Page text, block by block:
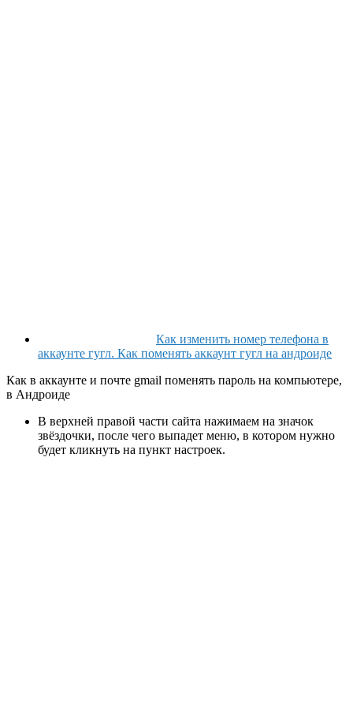
Как изменить номер телефона в
аккаунте гугл. Как поменять аккаунт гугл на андроиде
Как в аккаунте и почте gmail поменять пароль на компьютере,
в Андроиде
В верхней правой части сайта нажимаем на значок
звёздочки, после чего выпадет меню, в котором нужно
будет кликнуть на пункт настроек.